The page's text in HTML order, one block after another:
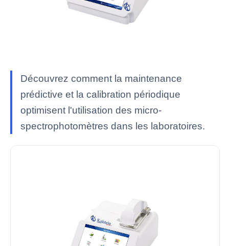
Découvrez comment la maintenance
prédictive et la calibration périodique
optimisent l'utilisation des micro-
spectrophotomètres dans les laboratoires.